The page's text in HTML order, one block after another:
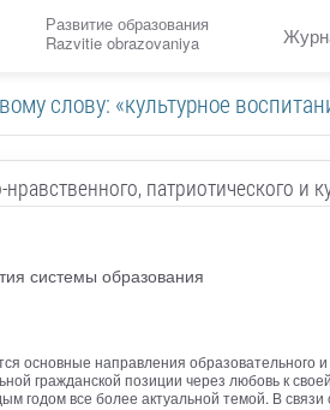
Развитие образования
Razvitie obrazovaniya
слову: «культурное
патриотического и
системы образования
основные направления образовательного
гражданской позиции через любовь к
годом все более актуальной темой. В